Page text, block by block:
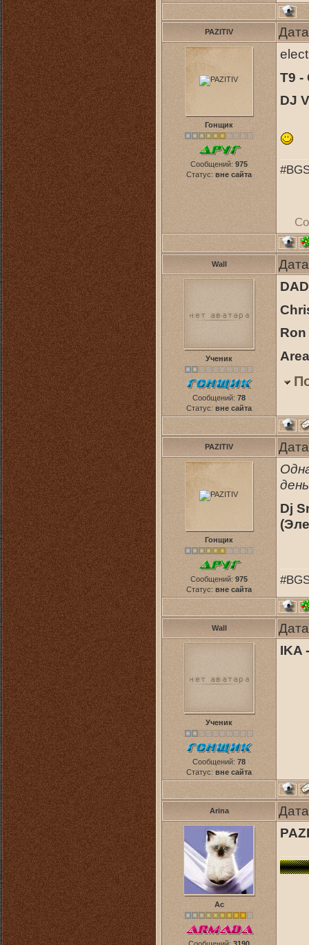
PAZITIV
Гонщик
Сообщений: 975
Статус: вне сайта
Т9
DJ
Wall
Ученик
Сообщений: 78
Статус: вне сайта
PAZITIV
Гонщик
Сообщений: 975
Статус: вне сайта
Dj
Wall
Ученик
Сообщений: 78
Статус: вне сайта
IKA
Arina
Ас